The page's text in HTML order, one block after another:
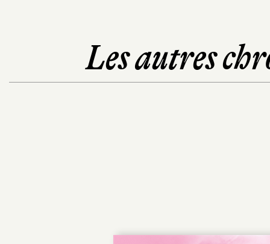
Les autres